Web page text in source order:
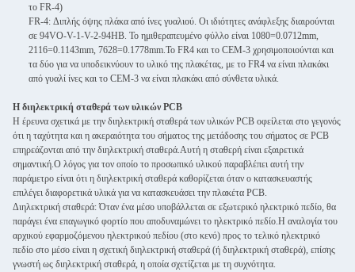
το FR-4)
FR-4: Διπλής όψης πλάκα από ίνες γυαλιού. Οι ιδιότητες ανάφλεξης διαιρούνται
σε 94VO-V-1-V-2-94HB. Το ημιθεραπευμένο φύλλο είναι 1080=0.0712mm,
2116=0.1143mm, 7628=0.1778mm.Το FR4 και το CEM-3 χρησιμοποιούνται και
τα δύο για να υποδεικνύουν το υλικό της πλακέτας, με το FR4 να είναι πλακάκι
από γυαλί ίνες και το CEM-3 να είναι πλακάκι από σύνθετα υλικά.
Η διηλεκτρική σταθερά των υλικών PCB
Η έρευνα σχετικά με την διηλεκτρική σταθερά των υλικών PCB οφείλεται στο γεγονός
ότι η ταχύτητα και η ακεραιότητα του σήματος της μετάδοσης του σήματος σε PCB
επηρεάζονται από την διηλεκτρική σταθερά.Αυτή η σταθερή είναι εξαιρετικά
σημαντική.Ο λόγος για τον οποίο το προσωπικό υλικού παραβλέπει αυτή την
παράμετρο είναι ότι η διηλεκτρική σταθερά καθορίζεται όταν ο κατασκευαστής
επιλέγει διαφορετικά υλικά για να κατασκευάσει την πλακέτα PCB.
Διηλεκτρική σταθερά: Όταν ένα μέσο υποβάλλεται σε εξωτερικό ηλεκτρικό πεδίο, θα
παράγει ένα επαγωγικό φορτίο που αποδυναμώνει το ηλεκτρικό πεδίο.Η αναλογία του
αρχικού εφαρμοζόμενου ηλεκτρικού πεδίου (στο κενό) προς το τελικό ηλεκτρικό
πεδίο στο μέσο είναι η σχετική διηλεκτρική σταθερά (ή διηλεκτρική σταθερά), επίσης
γνωστή ως διηλεκτρική σταθερά, η οποία σχετίζεται με τη συχνότητα.